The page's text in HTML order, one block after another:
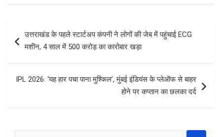
ce
o
k
tt
er
at
A
p
er
es
t
ar
navigation
उत्तराखंड के पहले स्टार्टअप कंपनी ने लोगों की जेब में पहुंचाई ECG
मशीन, 4 साल में 500 करोड़ का कारोबार खड़ा
IPL 2026: ‘यह हार पचा पाना मुश्किल’, मुंबई इंडियंस के प्लेऑफ से बाहर
होने पर कप्तान का छलका दर्द